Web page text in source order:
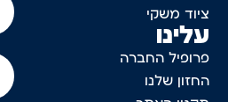
ציוד משקי
עלינו
פרופיל החברה
החזון שלנו